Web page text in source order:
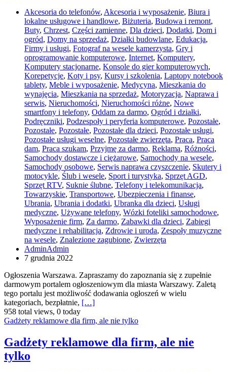
Akcesoria do telefonów, Akcesoria i wyposażenie, Biura i
lokalne usługowe i handlowe, Biżuteria, Budowa i remont,
Buty, Chrzest, Części zamienne, Dla dzieci, Dodatki, Dom i
ogród, Domy na sprzedaż, Działki budowlane, Edukacja,
Firmy i usługi, Fotograf na wesele kamerzysta, Gry i
oprogramowanie komputerowe, Internet, Komputery,
Komputery stacjonarne, Konsole do gier komputerowych,
Korepetycje, Koty i psy, Kursy i szkolenia, Laptopy notebook
tablety, Meble i wyposażenie, Medycyna, Mieszkania do
wynajęcia, Mieszkania na sprzedaż, Motoryzacja, Naprawa i
serwis, Nieruchomości, Nieruchomości różne, Nowe
smartfony i telefony, Oddam za darmo, Ogród i działki,
Podręczniki, Podzespoły i peryferia komputerowe, Pozostałe,
Pozostałe, Pozostałe, Pozostałe dla dzieci, Pozostałe usługi,
Pozostałe usługi weselne, Pozostałe zwierzęta, Praca, Praca
dam, Praca szukam, Przyjmę za darmo, Reklama, Różności,
Samochody dostawcze i ciężarowe, Samochody na wesele,
Samochody osobowe, Serwis naprawa czyszczenie, Skutery i
motocykle, Ślub i wesele, Sport i turystyka, Sprzęt AGD,
Sprzęt RTV, Suknie ślubne, Telefony i telekomunikacja,
Towarzyskie, Transportowe, Ubezpieczenia i finanse,
Ubrania, Ubrania i dodatki, Ubranka dla dzieci, Usługi
medyczne, Używane telefony, Wózki foteliki samochodowe,
Wyposażenie firm, Za darmo, Zabawki dla dzieci, Zabiegi
medyczne i rehabilitacja, Zdrowie i uroda, Zespoły muzyczne
na wesele, Znalezione zagubione, Zwierzęta
AdminAdmin
7 grudnia 2022
Ogłoszenia Warszawa. Zapraszamy do zapoznania się z zupełnie
darmowym portalem ogłoszeniowym dla miasta Warszawy. Zaletą
tego portalu jest możliwość dodawania ogłoszeń w wielu
kategoriach, bezpłatnie, […]
958 total views, 0 today
Gadżety reklamowe dla firm, ale nie tylko
Gadżety reklamowe dla firm, ale nie
tylko